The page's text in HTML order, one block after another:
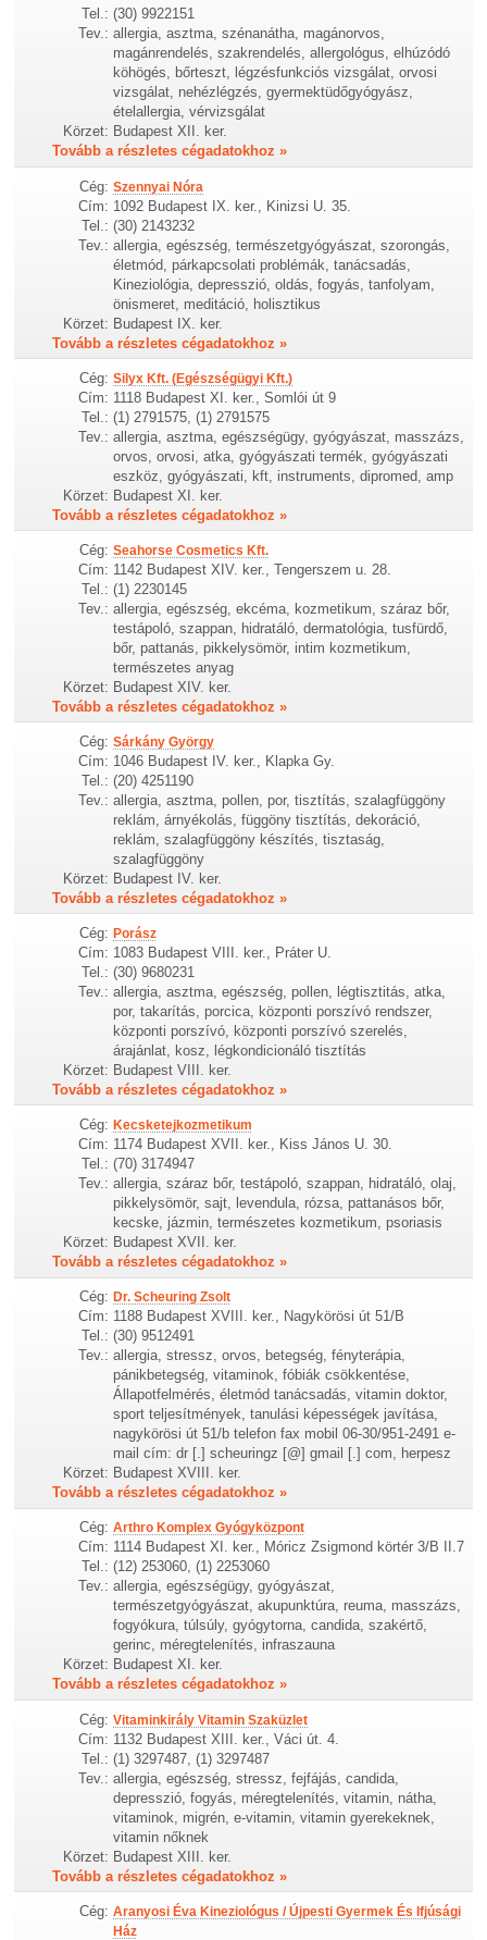
Tel.: (30) 9922151
Tev.: allergia, asztma, szénanátha, magánorvos,
magánrendelés, szakrendelés, allergológus, elhúzódó
köhögés, bőrteszt, légzésfunkciós vizsgálat, orvosi
vizsgálat, nehézlégzés, gyermektüdőgyógyász,
ételallergia, vérvizsgálat
Körzet: Budapest XII. ker.
Tovább a részletes cégadatokhoz »
Cég: Szennyai Nóra
Cím: 1092 Budapest IX. ker., Kinizsi U. 35.
Tel.: (30) 2143232
Tev.: allergia, egészség, természetgyógyászat, szorongás,
életmód, párkapcsolati problémák, tanácsadás,
Kineziológia, depresszió, oldás, fogyás, tanfolyam,
önismeret, meditáció, holisztikus
Körzet: Budapest IX. ker.
Tovább a részletes cégadatokhoz »
Cég: Silyx Kft. (Egészségügyi Kft.)
Cím: 1118 Budapest XI. ker., Somlói út 9
Tel.: (1) 2791575, (1) 2791575
Tev.: allergia, asztma, egészségügy, gyógyászat, masszázs,
orvos, orvosi, atka, gyógyászati termék, gyógyászati
eszköz, gyógyászati, kft, instruments, dipromed, amp
Körzet: Budapest XI. ker.
Tovább a részletes cégadatokhoz »
Cég: Seahorse Cosmetics Kft.
Cím: 1142 Budapest XIV. ker., Tengerszem u. 28.
Tel.: (1) 2230145
Tev.: allergia, egészség, ekcéma, kozmetikum, száraz bőr,
testápoló, szappan, hidratáló, dermatológia, tusfürdő,
bőr, pattanás, pikkelysömör, intim kozmetikum,
természetes anyag
Körzet: Budapest XIV. ker.
Tovább a részletes cégadatokhoz »
Cég: Sárkány György
Cím: 1046 Budapest IV. ker., Klapka Gy.
Tel.: (20) 4251190
Tev.: allergia, asztma, pollen, por, tisztítás, szalagfüggöny
reklám, árnyékolás, függöny tisztítás, dekoráció,
reklám, szalagfüggöny készítés, tisztaság,
szalagfüggöny
Körzet: Budapest IV. ker.
Tovább a részletes cégadatokhoz »
Cég: Porász
Cím: 1083 Budapest VIII. ker., Práter U.
Tel.: (30) 9680231
Tev.: allergia, asztma, egészség, pollen, légtisztitás, atka,
por, takarítás, porcica, központi porszívó rendszer,
központi porszívó, központi porszívó szerelés,
árajánlat, kosz, légkondicionáló tisztítás
Körzet: Budapest VIII. ker.
Tovább a részletes cégadatokhoz »
Cég: Kecsketejkozmetikum
Cím: 1174 Budapest XVII. ker., Kiss János U. 30.
Tel.: (70) 3174947
Tev.: allergia, száraz bőr, testápoló, szappan, hidratáló, olaj,
pikkelysömör, sajt, levendula, rózsa, pattanásos bőr,
kecske, jázmin, természetes kozmetikum, psoriasis
Körzet: Budapest XVII. ker.
Tovább a részletes cégadatokhoz »
Cég: Dr. Scheuring Zsolt
Cím: 1188 Budapest XVIII. ker., Nagykörösi út 51/B
Tel.: (30) 9512491
Tev.: allergia, stressz, orvos, betegség, fényterápia,
pánikbetegség, vitaminok, fóbiák csökkentése,
Állapotfelmérés, életmód tanácsadás, vitamin doktor,
sport teljesítmények, tanulási képességek javítása,
nagykörösi út 51/b telefon fax mobil 06-30/951-2491 e-
mail cím: dr [.] scheuringz [@] gmail [.] com, herpesz
Körzet: Budapest XVIII. ker.
Tovább a részletes cégadatokhoz »
Cég: Arthro Komplex Gyógyközpont
Cím: 1114 Budapest XI. ker., Móricz Zsigmond körtér 3/B II.7
Tel.: (12) 253060, (1) 2253060
Tev.: allergia, egészségügy, gyógyászat,
természetgyógyászat, akupunktúra, reuma, masszázs,
fogyókura, túlsúly, gyógytorna, candida, szakértő,
gerinc, méregtelenítés, infraszauna
Körzet: Budapest XI. ker.
Tovább a részletes cégadatokhoz »
Cég: Vitaminkirály Vitamin Szaküzlet
Cím: 1132 Budapest XIII. ker., Váci út. 4.
Tel.: (1) 3297487, (1) 3297487
Tev.: allergia, egészség, stressz, fejfájás, candida,
depresszió, fogyás, méregtelenítés, vitamin, nátha,
vitaminok, migrén, e-vitamin, vitamin gyerekeknek,
vitamin nőknek
Körzet: Budapest XIII. ker.
Tovább a részletes cégadatokhoz »
Cég: Aranyosi Éva Kineziológus / Újpesti Gyermek És Ifjúsági
Ház